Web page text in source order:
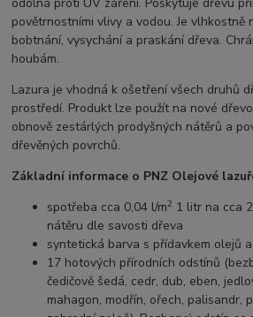
povětrnostními vlivy a vodou. Je vlhkostně
bobtnání, vysychání a praskání dřeva.
houbám.
Lazura je vhodná k ošetření všech druhů
prostředí. Produkt lze použít na nové
obnově zestárlých prodyšných nátěrů a
dřevěných povrchů.
Základní informace o PNZ Olejové
spotřeba cca 0,04 l/m2 1 litr na cca
nátěru dle savosti dřeva
syntetická barva s přídavkem olejů
17 hotových přírodních odstínů
čedičově šedá, cedr, dub, eben,
mahagon, modřín, ořech, palisandr,